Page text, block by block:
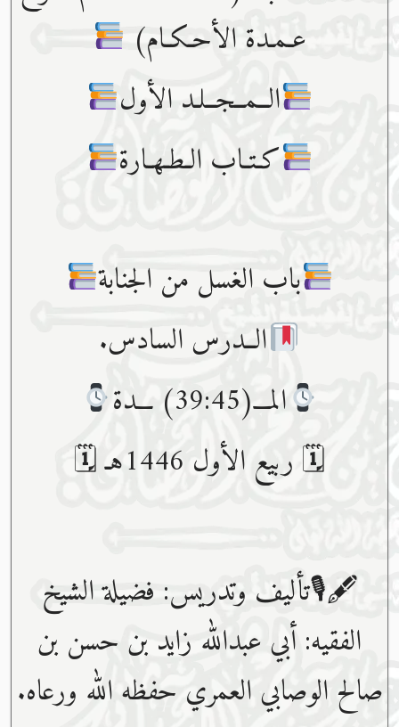
عـمـدة الأحـكـام)
الــمــجــلـد الأول
كـتـاب الـطـهـارة
باب الغسل من الجنابة
الــدرس السادس.
المـــ(39:45) ـــدة
🗓 ربيع الأول 1446هـ 🗓
🖋🎙تأليف وتدريس: فضيلة الشيخ
الفقيه: أبي عبدﷲ زايد بن حسن بن
صالح الوصابي العمري حفظه ﷲ ورعاه.